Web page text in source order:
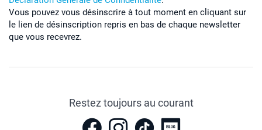
Vous pouvez vous désinscrire à tout moment en cliquant sur
le lien de désinscription repris en bas de chaque newsletter
que vous recevrez.
Restez toujours au courant